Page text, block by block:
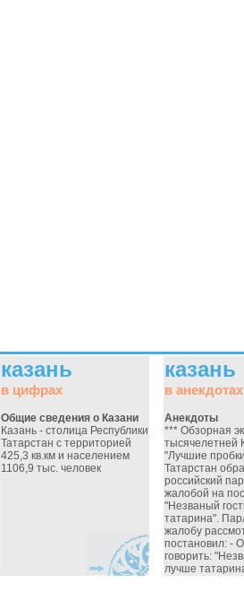
казань
в цифрах
Общие сведения о Казани
Казань - столица Республики
Татарстан с территорией
425,3 кв.км и населением
1106,9 тыс. человек
казань
в анекдотах
Анекдоты
*** Обзорная
тысячелетней
"Лучшие
Татарстан
российский
жалобой на
"Незваный
татарина".
жалобу
постановил: -
говорить:
лучше